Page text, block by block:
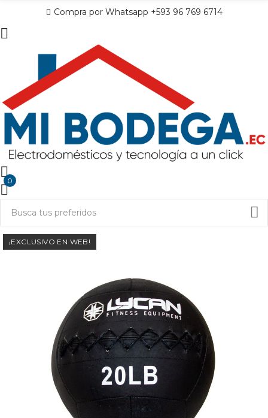
Compra por Whatsapp +593 96 769 6714
0
¡EXCLUSIVO EN WEB!